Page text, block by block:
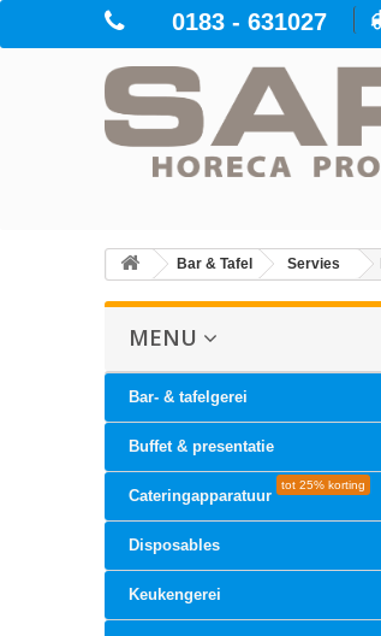
0183 - 631027
Bar & Tafel Servies
MENU
Bar- & tafelgerei
Buffet & presentatie
Cateringapparatuur
tot 25% korting
Disposables
Keukengerei